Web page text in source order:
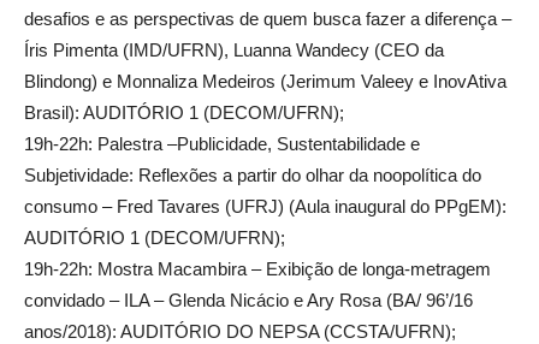
desafios e as perspectivas de quem busca fazer a diferença –
Íris Pimenta (IMD/UFRN), Luanna Wandecy (CEO da
Blindong) e Monnaliza Medeiros (Jerimum Valeey e InovAtiva
Brasil): AUDITÓRIO 1 (DECOM/UFRN);
19h-22h: Palestra –Publicidade, Sustentabilidade e
Subjetividade: Reflexões a partir do olhar da noopolítica do
consumo – Fred Tavares (UFRJ) (Aula inaugural do PPgEM):
AUDITÓRIO 1 (DECOM/UFRN);
19h-22h: Mostra Macambira – Exibição de longa-metragem
convidado – ILA – Glenda Nicácio e Ary Rosa (BA/ 96’/16
anos/2018): AUDITÓRIO DO NEPSA (CCSTA/UFRN);